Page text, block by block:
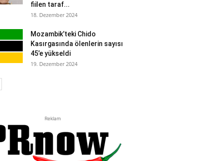
fiilen taraf...
18. Dezember 2024
Mozambik’teki Chido
Kasırgasında ölenlerin sayısı
45’e yükseldi
19. Dezember 2024
Reklam